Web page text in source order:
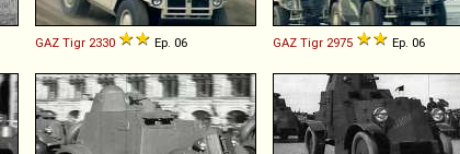
GAZ Tigr 2330 Ep. 06 GAZ Tigr 2975 Ep. 06